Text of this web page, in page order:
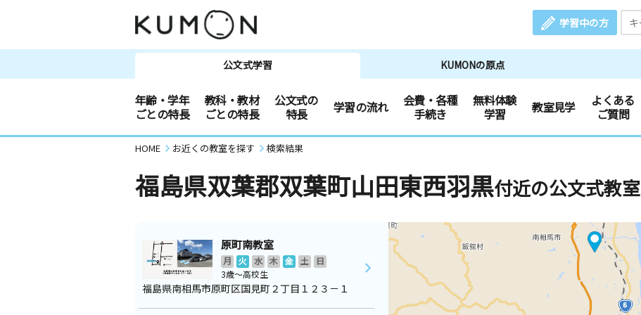
学習中の方
公文式学習 KUMONの原点
年齢・学年
ごとの特長
教科・教材
ごとの特長
公文式の
特長
学習の流れ
会費・各種
手続き
無料体験
学習
教室見学
よくある
ご質問
HOME お近くの教室を探す 検索結果
福島県双葉郡双葉町山田東西羽黒付近の公文式教室
原町南教室
月 火 水 木 金 土
日
3歳～高校生
福島県南相馬市原町区国見町２丁目１２３－１